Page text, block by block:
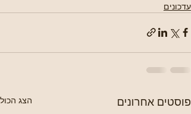
עדכונים
פוסטים אחרונים הצג הכול